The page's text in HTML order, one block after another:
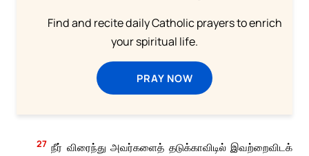
Find and recite daily Catholic prayers to enrich
your spiritual life.
PRAY NOW
27 நீர் விரைந்து அவர்களைத் தடுக்காவிடில் இவற்றைவிடக்